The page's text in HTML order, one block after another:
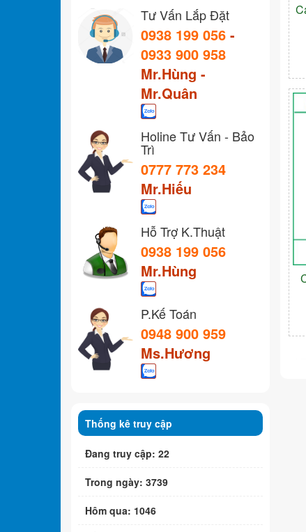
Tư Vấn Lắp Đặt
0938 199 056 -
0933 900 958
Mr.Hùng -
Mr.Quân
Holine Tư Vấn - Bảo
Trì
0777 773 234
Mr.Hiếu
Hỗ Trợ K.Thuật
0938 199 056
Mr.Hùng
P.Kế Toán
0948 900 959
Ms.Hương
Thống kê truy cập
Đang truy cập: 22
Trong ngày: 3739
Hôm qua: 1046